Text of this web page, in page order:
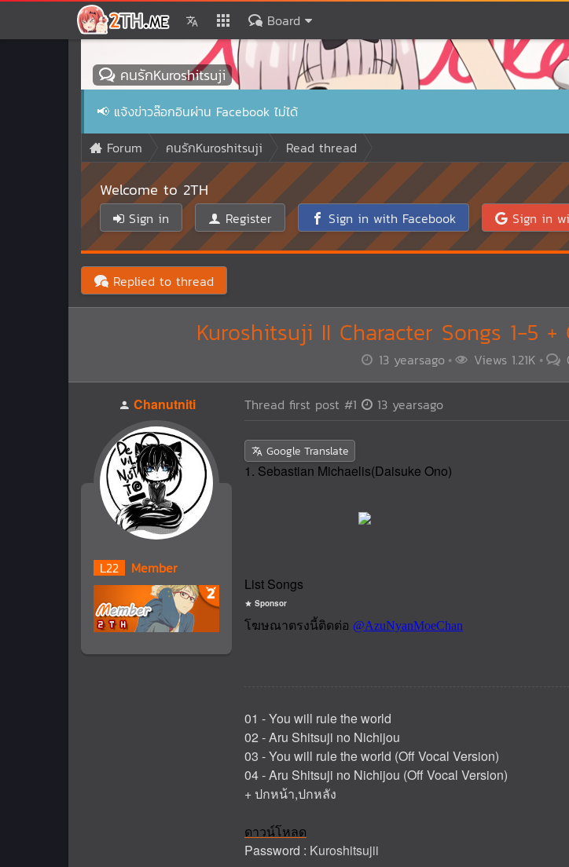
Board
คนรักKuroshitsuji
📢 แจ้งข่าวล๊อกอินผ่าน Facebook ไม่ได้
Forum
คนรักKuroshitsuji Read thread
Welcome to 2TH
Sign in Register Sign in with Facebook Sign in
Replied to thread
Kuroshitsuji II Character Songs 1-5 +
13 yearsago Views 1.21K
Chanutniti
L22 Member
Thread first post #1 13 yearsago
Google Translate
1. Sebastian Michaelis(Daisuke Ono)
List Songs
Sponsor
01 - You will rule the world
02 - Aru Shitsuji no Nichijou
03 - You will rule the world (Off Vocal Version)
04 - Aru Shitsuji no Nichijou (Off Vocal Version)
+ ปกหน้า,ปกหลัง
ดาวน์โหลด
Password : Kuroshitsujii